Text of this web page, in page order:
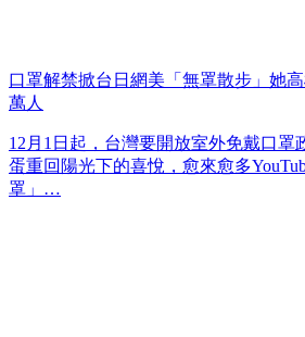
口罩解禁掀台日網美「無罩散步」她
萬人
12月1日起，台灣要開放室外免戴口罩
蛋重回陽光下的喜悅，愈來愈多
罩」…